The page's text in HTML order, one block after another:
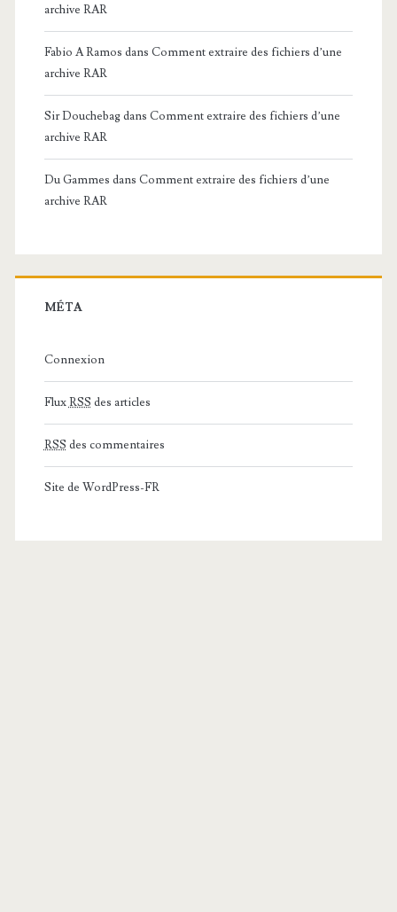
archive RAR
Fabio A Ramos dans Comment extraire des fichiers d’une
archive RAR
Sir Douchebagdans Comment extraire des fichiers d’une
archive RAR
Du Gammes dans Comment extraire des fichiers d’une
archive RAR
MÉTA
Connexion
FluxRSS des articles
RSS des commentaires
Site de WordPress-FR